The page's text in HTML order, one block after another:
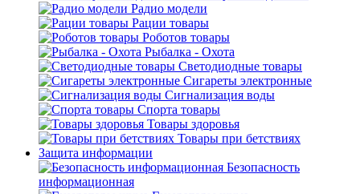
Радио модели
Рации товары
Роботов товары
Рыбалка - Охота
Светодиодные товары
Сигареты электронные
Сигнализация воды
Спорта товары
Товары здоровья
Товары при бетствиях
Защита информации
Безопасность
информационная